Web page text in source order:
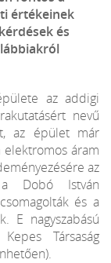
értékeinek
és
az addigi
nevű
az épület már
áram
az
a Dobó István
és a
E nagyszabású
Társaság